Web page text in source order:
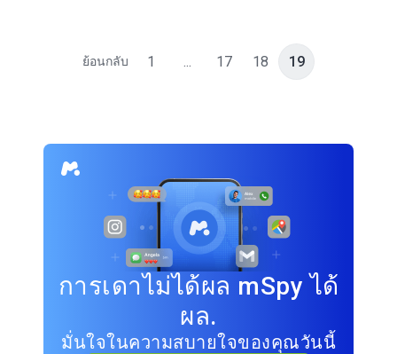
ย้อนกลับ 1 ... 17 18 19
การเดาไม่ได้ผล mSpy ได้
ผล.
มั่นใจในความสบายใจของคุณวันนี้